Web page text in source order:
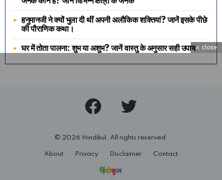
हनुमानजी ने क्यों भुला दी थीं अपनी अलौकिक शक्तियां? जानें इसके पीछे
की पौराणिक कथा।
घर में तोता पालना: शुभ या अशुभ? जानें वास्तु के अनुसार सही उपाय
Facebook Twitter
© 2026 Hindikul. All rights reserved.
About Privacy Disclaimer Contact
close